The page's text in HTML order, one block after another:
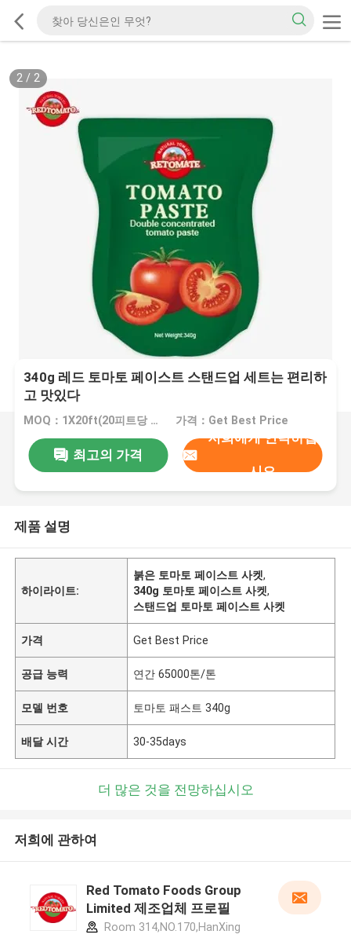
2/ 2
340g 레드 토마토 페이스트 스탠드업 세트는 편리하
고 맛있다
MOQ：1X20ft(20피트당 20톤) 가격：Get Best Price
최고의 가격
저희에게 연락하십
시오
제품 설명
하이라이트:
붉은 토마토 페이스트 사켓,
340g 토마토 페이스트 사켓,
스탠드업 토마토 페이스트 사켓
가격 Get Best Price
공급 능력 연간 65000톤/톤
모델 번호 토마토 패스트 340g
배달 시간 30-35days
더 많은 것을 전망하십시오
저희에 관하여
Red Tomato Foods Group
Limited 제조업체 프로필
Room 314,NO.170,HanXing